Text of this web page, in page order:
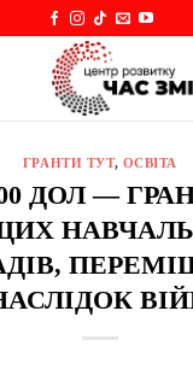
ГРАНТИ ТУТ, ОСВІТА
ДОЛ —